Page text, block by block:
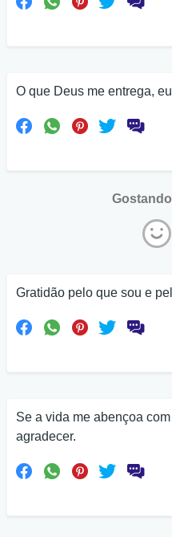
O que Deus me entrega,
Gratidão pelo que sou e
Se a vida me abençoa
agradecer.